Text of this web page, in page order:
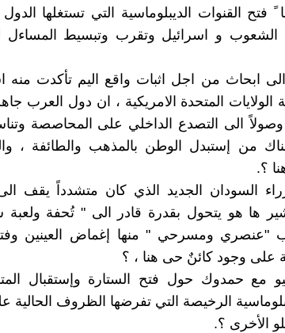
فتح القنوات الديبلوماسية التي تستغلها
الشعوب و اسرائيل وتقرب وتبسيط المساءل
ابحاث من اجل اثبات واقع اليم تأكدت منه
الولايات المتحدة الامريكية ، ان دول العرب
الى التصدع الداخلي على المحاصصة
من إستبدل الوطن بالمذهب والطائفة ،
؟.
السودان الجديد الذي كان متشدداً يقف
ها هو يتحول بقدرة قادر الى " تُحفة ولعبة
"عنصري ومسرحي " منها إغماض العينين
على وجود كائنٌ حى هنا ، ؟
مع حمدوك حول فتح الستارة وإستقبال
الرخيصة التي تفرضها الظروف الحالية
الأخرى ؟.